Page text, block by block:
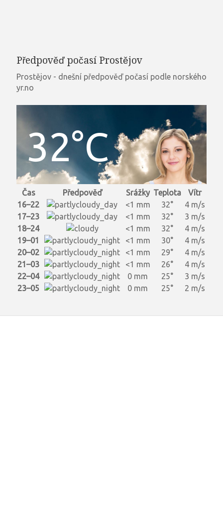
Předpověď počasí Prostějov
Prostějov - dnešní předpověď počasí podle norského
yr.no
32°C
Čas Předpověď Srážky Teplota
Vítr
16–22
<1 mm 32°
4 m/s
17–23
<1 mm 32°
3 m/s
18–24
<1 mm 32°
4 m/s
19–01
<1 mm 30°
4 m/s
20–02
<1 mm 29°
4 m/s
21–03
<1 mm 26°
4 m/s
22–04
0 mm 25°
3 m/s
23–05
0 mm 25° 2 m/s